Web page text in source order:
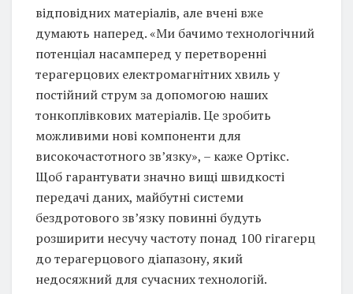
відповідних матеріалів, але вчені вже
думають наперед. «Ми бачимо технологічний
потенціал насамперед у перетворенні
терагерцових електромагнітних хвиль у
постійний струм за допомогою наших
тонкоплівкових матеріалів. Це зробить
можливими нові компоненти для
високочастотного зв’язку», – каже Ортікс.
Щоб гарантувати значно вищі швидкості
передачі даних, майбутні системи
бездротового зв’язку повинні будуть
розширити несучу частоту понад 100 гігагерц
до терагерцового діапазону, який
недосяжний для сучасних технологій.